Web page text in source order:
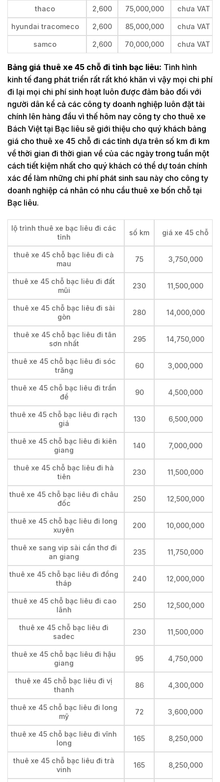
thaco 2,600 75,000,000 chưa VAT
hyundai tracomeco 2,600 85,000,000 chưa VAT
samco 2,600 70,000,000 chưa VAT
Bảng giá thuê xe 45 chỗ đi tỉnh bạc liêu: Tình hình
kinh tế đang phát triển rất rất khó khăn vì vậy mọi chi phí
đi lại mọi chi phí sinh hoạt luôn được đảm bảo đối với
người dân kể cả các công ty doanh nghiệp luôn đặt tài
chính lên hàng đầu vì thế hôm nay công ty cho thuê xe
Bách Việt tại Bạc liêu sẽ giới thiệu cho quý khách bảng
giá cho thuê xe 45 chỗ đi các tỉnh dựa trên số km đi km
về thời gian đi thời gian về của các ngày trong tuần một
cách tiết kiệm nhất cho quý khách có thể dự toán chính
xác để làm những chi phí phát sinh sau này cho công ty
doanh nghiệp cá nhân có nhu cầu thuê xe bốn chỗ tại
Bạc liêu.
lộ trình thuê xe bạc liêu đi các
tỉnh
số km giá xe 45 chỗ
thuê xe 45 chỗ bạc liêu đi cà
mau
75 3,750,000
thuê xe 45 chỗ bạc liêu đi đất
mũi
230 11,500,000
thuê xe 45 chỗ bạc liêu đi sài
gòn
280 14,000,000
thuê xe 45 chỗ bạc liêu đi tân
sơn nhất
295 14,750,000
thuê xe 45 chỗ bạc liêu đi sóc
trăng
60 3,000,000
thuê xe 45 chỗ bạc liêu đi trần
đề
90 4,500,000
thuê xe 45 chỗ bạc liêu đi rạch
giá
130 6,500,000
thuê xe 45 chỗ bạc liêu đi kiên
giang
140 7,000,000
thuê xe 45 chỗ bạc liêu đi hà
tiên
230 11,500,000
thuê xe 45 chỗ bạc liêu đi châu
đốc
250 12,500,000
thuê xe 45 chỗ bạc liêu đi long
xuyên
200 10,000,000
thuê xe sang vip sài cần thơ đi
an giang
235 11,750,000
thuê xe 45 chỗ bạc liêu đi đồng
tháp
240 12,000,000
thuê xe 45 chỗ bạc liêu đi cao
lãnh
250 12,500,000
thuê xe 45 chỗ bạc liêu đi
sadec
230 11,500,000
thuê xe 45 chỗ bạc liêu đi hậu
giang
95 4,750,000
thuê xe 45 chỗ bạc liêu đi vị
thanh
86 4,300,000
thuê xe 45 chỗ bạc liêu đi long
mỹ
72 3,600,000
thuê xe 45 chỗ bạc liêu đi vĩnh
long
165 8,250,000
thuê xe 45 chỗ bạc liêu đi trà
vinh
165 8,250,000